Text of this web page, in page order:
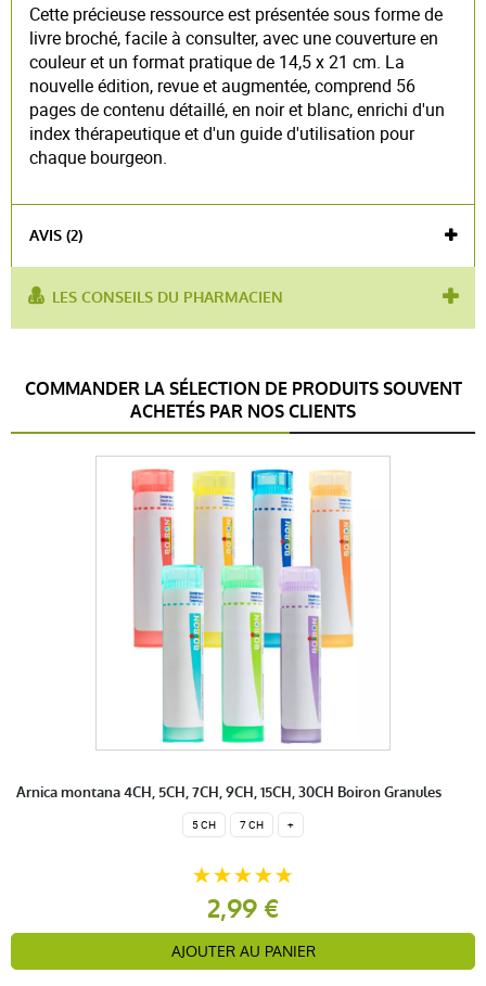
Cette précieuse ressource est présentée sous forme de
livre broché, facile à consulter, avec une couverture en
couleur et un format pratique de 14,5 x 21 cm. La
nouvelle édition, revue et augmentée, comprend 56
pages de contenu détaillé, en noir et blanc, enrichi d'un
index thérapeutique et d'un guide d'utilisation pour
chaque bourgeon.
AVIS (2)
Avis soumis à un contrôle
5 / 5
(2Avis)
5 étoiles
4 étoiles
3 étoiles
2 étoiles
Trier l'affichage des avis
publié le 05 juin 2026 suite à une commande du 14 mai
Je tiens à remercier chaleureusement l'équipe de Soins
et Nature pour la qualité de leurs conseils concernant
LES CONSEILS DU PHARMACIEN
COMMANDER LA SÉLECTION DE PRODUITS SOUVENT
ACHETÉS PAR NOS CLIENTS
Arnica montana 4CH, 5CH, 7CH, 9CH, 15CH, 30CH Boiron Granules
5 CH 7 CH +
2,99 €
AJOUTER AU PANIER